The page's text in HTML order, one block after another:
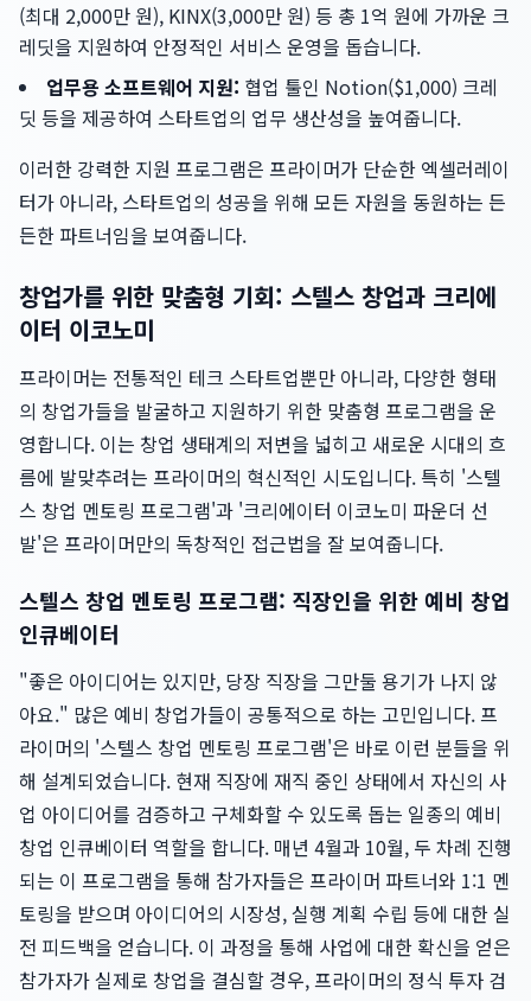
(최대 2,000만 원), KINX(3,000만 원) 등 총 1억 원에 가까운 크
레딧을 지원하여 안정적인 서비스 운영을 돕습니다.
업무용 소프트웨어 지원: 협업 툴인 Notion($1,000) 크레
딧 등을 제공하여 스타트업의 업무 생산성을 높여줍니다.
이러한 강력한 지원 프로그램은 프라이머가 단순한 엑셀러레이
터가 아니라, 스타트업의 성공을 위해 모든 자원을 동원하는 든
든한 파트너임을 보여줍니다.
창업가를 위한 맞춤형 기회: 스텔스 창업과 크리에
이터 이코노미
프라이머는 전통적인 테크 스타트업뿐만 아니라, 다양한 형태
의 창업가들을 발굴하고 지원하기 위한 맞춤형 프로그램을 운
영합니다. 이는 창업 생태계의 저변을 넓히고 새로운 시대의 흐
름에 발맞추려는 프라이머의 혁신적인 시도입니다. 특히 '스텔
스 창업 멘토링 프로그램'과 '크리에이터 이코노미 파운더 선
발'은 프라이머만의 독창적인 접근법을 잘 보여줍니다.
스텔스 창업 멘토링 프로그램: 직장인을 위한 예비 창업
인큐베이터
"좋은 아이디어는 있지만, 당장 직장을 그만둘 용기가 나지 않
아요." 많은 예비 창업가들이 공통적으로 하는 고민입니다. 프
라이머의 '스텔스 창업 멘토링 프로그램'은 바로 이런 분들을 위
해 설계되었습니다. 현재 직장에 재직 중인 상태에서 자신의 사
업 아이디어를 검증하고 구체화할 수 있도록 돕는 일종의 예비
창업 인큐베이터 역할을 합니다. 매년 4월과 10월, 두 차례 진행
되는 이 프로그램을 통해 참가자들은 프라이머 파트너와 1:1 멘
토링을 받으며 아이디어의 시장성, 실행 계획 수립 등에 대한 실
전 피드백을 얻습니다. 이 과정을 통해 사업에 대한 확신을 얻은
참가자가 실제로 창업을 결심할 경우, 프라이머의 정식 투자 검